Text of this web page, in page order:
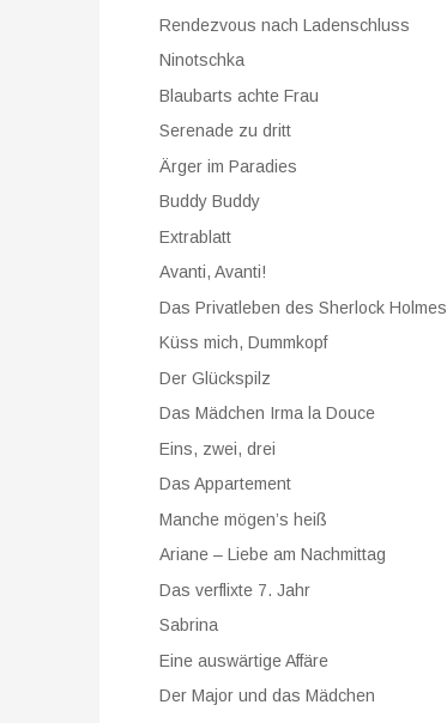
Rendezvous nach Ladenschluss
Ninotschka
Blaubarts achte Frau
Serenade zu dritt
Ärger im Paradies
Buddy Buddy
Extrablatt
Avanti, Avanti!
Das Privatleben des Sherlock Holmes
Küss mich, Dummkopf
Der Glückspilz
Das Mädchen Irma la Douce
Eins, zwei, drei
Das Appartement
Manche mögen’s heiß
Ariane – Liebe am Nachmittag
Das verflixte 7. Jahr
Sabrina
Eine auswärtige Affäre
Der Major und das Mädchen